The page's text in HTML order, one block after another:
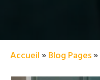
Accueil »Blog Pages»